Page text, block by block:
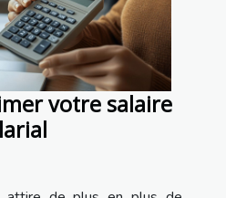
votre salaire